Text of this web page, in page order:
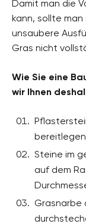
Damit man die
kann, sollte
unsaubere
Gras nicht
Wie Sie eine
wir Ihnen
bereitlegen
Steine im
auf dem
Grasnarbe